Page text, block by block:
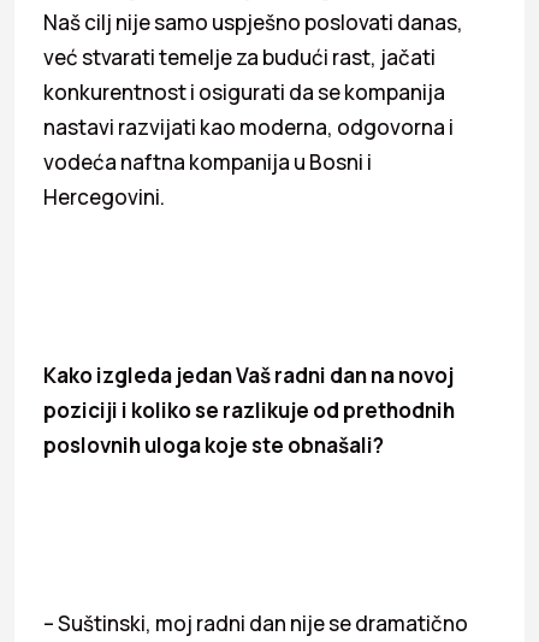
Naš cilj nije samo uspješno poslovati danas,
već stvarati temelje za budući rast, jačati
konkurentnost i osigurati da se kompanija
nastavi razvijati kao moderna, odgovorna i
vodeća naftna kompanija u Bosni i
Hercegovini.
Kako izgleda jedan Vaš radni dan na novoj
poziciji i koliko se razlikuje od prethodnih
poslovnih uloga koje ste obnašali?
– Suštinski, moj radni dan nije se dramatično